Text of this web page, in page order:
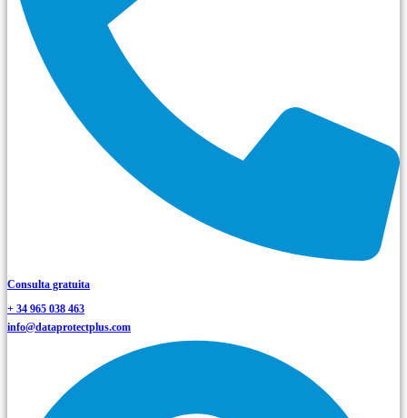
Consulta gratuita
+ 34 965 038 463
info@dataprotectplus.com